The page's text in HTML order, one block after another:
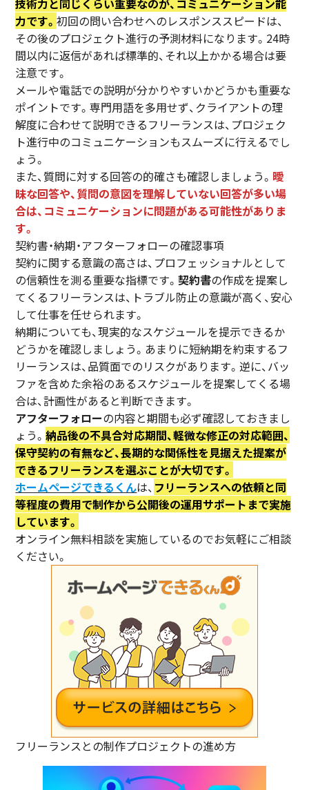
技術力と同じくらい重要なのが、コミュニケーション能
力です。初回の問い合わせへのレスポンススピードは、
その後のプロジェクト進行の予測材料になります。24時
間以内に返信があれば標準的、それ以上かかる場合は要
注意です。
メールや電話での説明が分かりやすいかどうかも重要な
ポイントです。専門用語を多用せず、クライアントの理
解度に合わせて説明できるフリーランスは、プロジェク
ト進行中のコミュニケーションもスムーズに行えるでし
ょう。
また、質問に対する回答の的確さも確認しましょう。 曖
昧な回答や、質問の意図を理解していない回答が多い場
合は、コミュニケーションに問題がある可能性がありま
す。
契約書・納期・アフターフォローの確認事項
契約に関する意識の高さは、プロフェッショナルとして
の信頼性を測る重要な指標です。契約書の作成を提案し
てくるフリーランスは、トラブル防止の意識が高く、安心
して仕事を任せられます。
納期についても、現実的なスケジュールを提示できるか
どうかを確認しましょう。あまりに短納期を約束するフ
リーランスは、品質面でのリスクがあります。逆に、バッ
ファを含めた余裕のあるスケジュールを提案してくる場
合は、計画性があると判断できます。
アフターフォローの内容と期間も必ず確認しておきまし
ょう。納品後の不具合対応期間、軽微な修正の対応範囲、
保守契約の有無など、長期的な関係性を見据えた提案が
できるフリーランスを選ぶことが大切です。
ホームページできるくんは、 フリーランスへの依頼と同
等程度の費用で制作から公開後の運用サポートまで実施
しています。
オンライン無料相談を実施しているのでお気軽にご相談
ください。
フリーランスとの制作プロジェクトの進め方